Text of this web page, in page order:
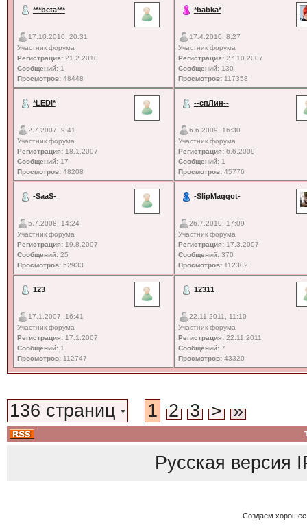
***beta***
17.10.2010, 20:31
Участник форума
Регистрация:21.2.2010
Сообщений:1
Просмотров:48448
*babka*
17.4.2010, 8:27
Участник форума
Регистрация:27.10.2007
Сообщений:130
Просмотров:117358
*LEDI*
2.7.2007, 9:41
Участник форума
Регистрация:18.1.2007
Сообщений:17
Просмотров:48208
--спЛин--
6.6.2009, 16:30
Участник форума
Регистрация:6.6.2009
Сообщений:1
Просмотров:45776
-SaaS-
5.7.2008, 14:24
Участник форума
Регистрация:19.8.2007
Сообщений:25
Просмотров:52933
-SlipMaggot-
26.7.2010, 17:09
Участник форума
Регистрация:17.3.2007
Сообщений:370
Просмотров:112302
123
17.1.2007, 16:41
Участник форума
Регистрация:17.1.2007
Сообщений:1
Просмотров:112747
12311
22.11.2011, 11:10
Участник форума
Регистрация:22.11.2011
Сообщений:7
Просмотров:43320
136 страниц 1 2 3 > »
Русская версия
Создаем